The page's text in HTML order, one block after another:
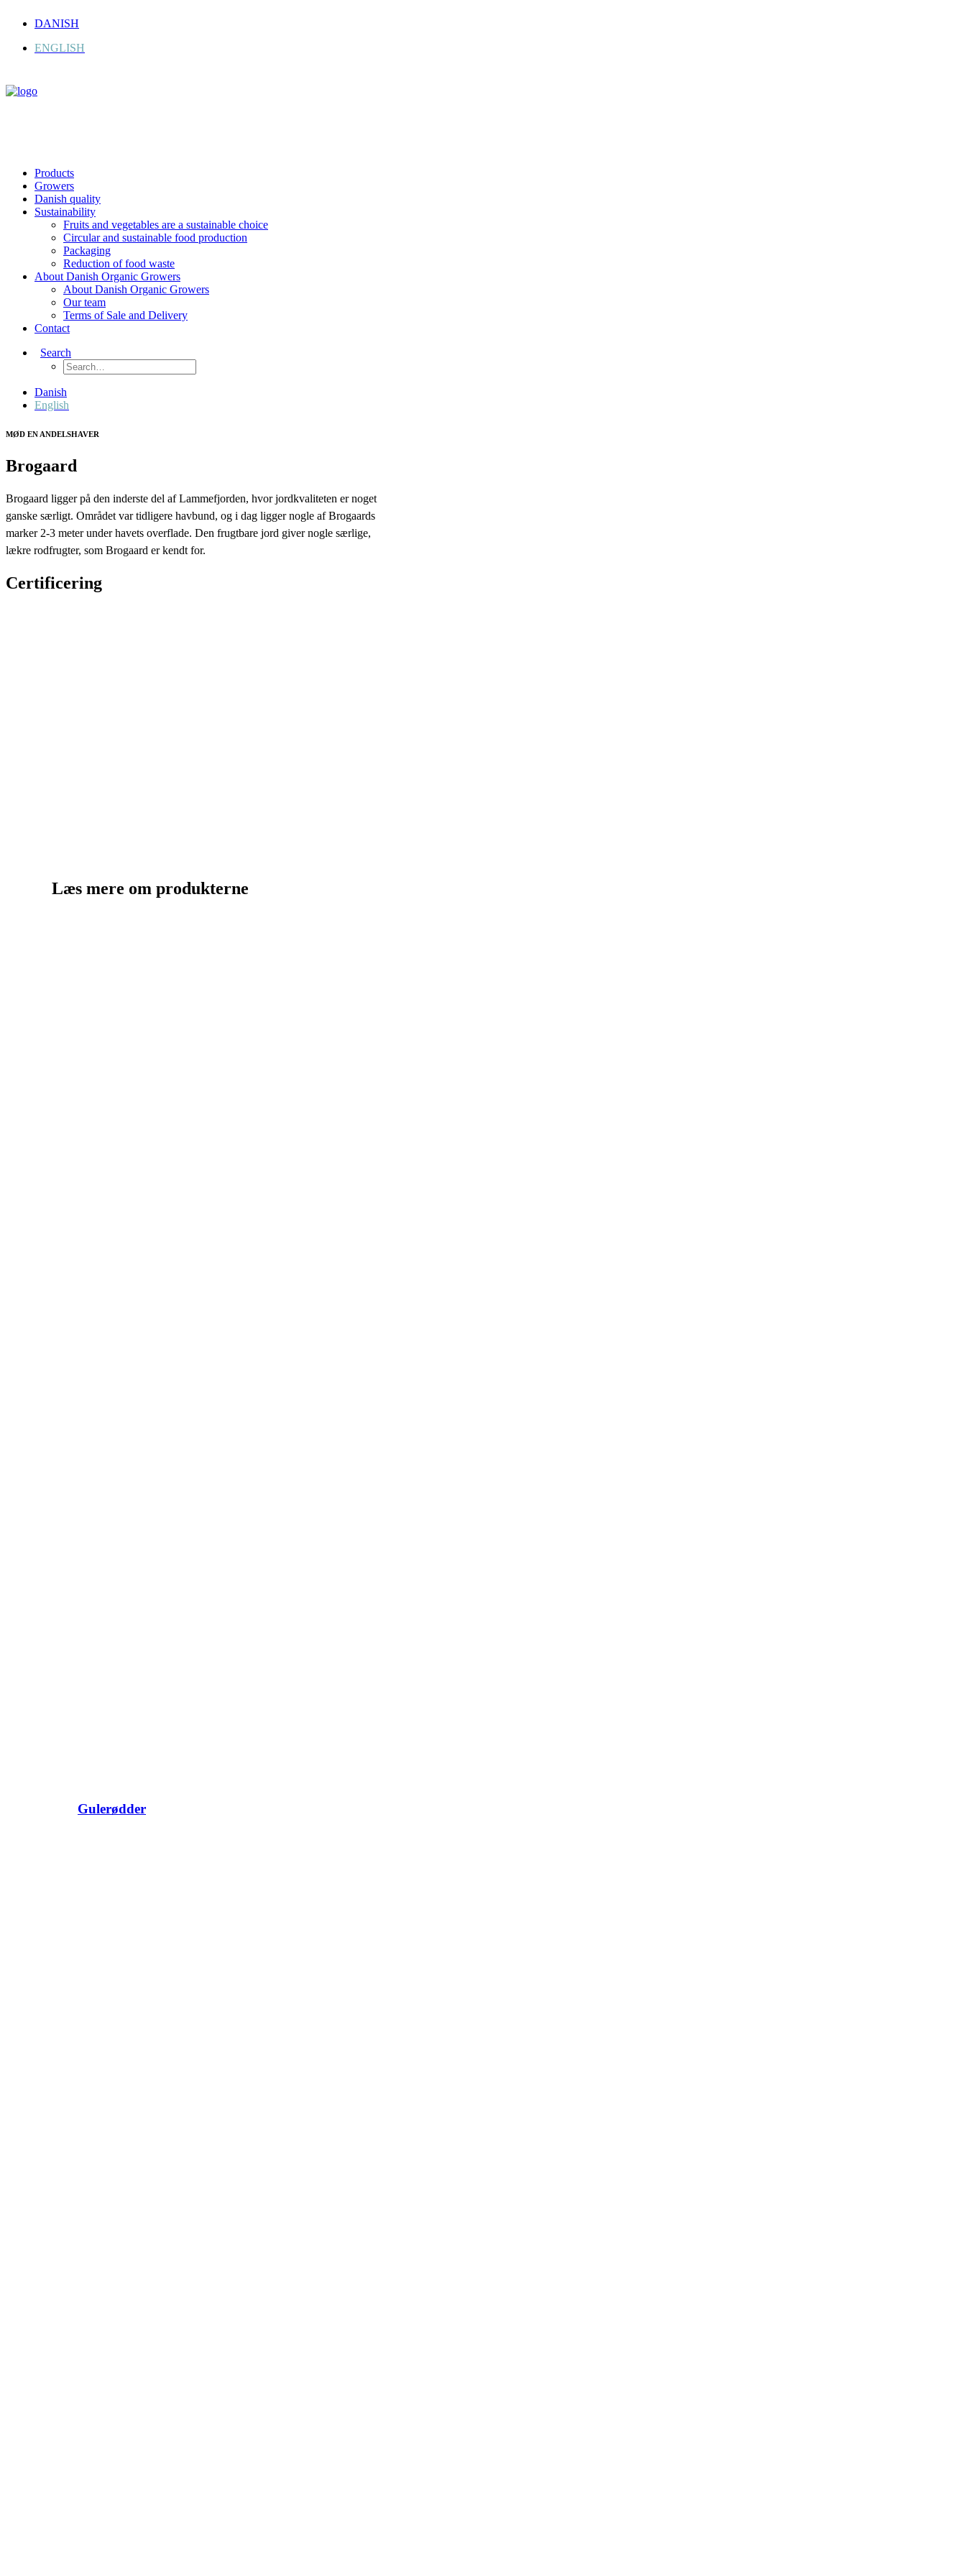
DANISH
ENGLISH
Products
Growers
Danish quality
Sustainability
Fruits and vegetables are a sustainable choice
Circular and sustainable food production
Packaging
Reduction of food waste
About Danish Organic Growers
About Danish Organic Growers
Our team
Terms of Sale and Delivery
Contact
Search
Danish
English
MØD EN ANDELSHAVER
Brogaard
Brogaard ligger på den inderste del af Lammefjorden, hvor jordkvaliteten er noget
ganske særligt. Området var tidligere havbund, og i dag ligger nogle af Brogaards
marker 2-3 meter under havets overflade. Den frugtbare jord giver nogle særlige,
lækre rodfrugter, som Brogaard er kendt for.
Certificering
Læs mere om produkterne
Gulerødder